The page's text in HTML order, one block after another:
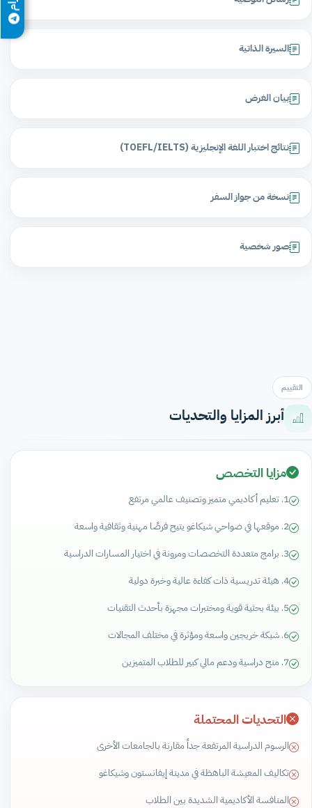
السيرة الذاتية
بيان الغرض
نتائج اختبار اللغة الإنجليزية (TOEFL/IELTS)
نسخة من جواز السفر
صور شخصية
التقييم
أبرز المزايا والتحديات
مزايا التخصص
1. تعليم أكاديمي متميز وتصنيف عالمي مرتفع
2. موقعها في ضواحي شيكاغو يتيح فرصًا مهنية وثقافية واسعة
3. برامج متعددة التخصصات ومرونة في اختيار المسارات الدراسية
4. هيئة تدريسية ذات كفاءة عالية وخبرة دولية
5. بيئة بحثية قوية ومختبرات مجهزة بأحدث التقنيات
6. شبكة خريجين واسعة ومؤثرة في مختلف المجالات
7. منح دراسية ودعم مالي كبير للطلاب المتميزين
التحديات المحتملة
الرسوم الدراسية المرتفعة جداً مقارنة بالجامعات الأخرى
تكاليف المعيشة الباهظة في مدينة إيفانستون وشيكاغو
المنافسة الأكاديمية الشديدة بين الطلاب